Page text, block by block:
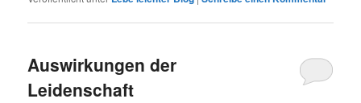
Auswirkungen der
Leidenschaft